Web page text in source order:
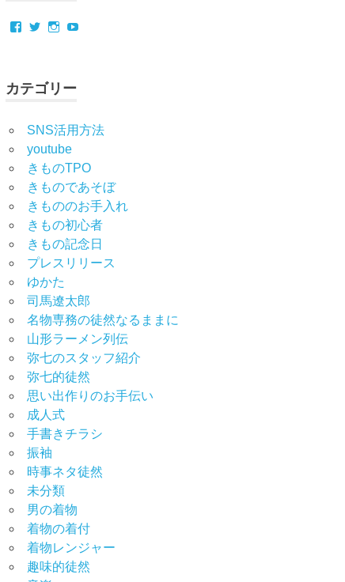
Facebook
TwitterInstagram
カテゴリー
SNS活用方法
youtube
きものTPO
きものであそぼ
きもののお手入れ
きもの初心者
きもの記念日
プレスリリース
ゆかた
司馬遼太郎
名物専務の徒然なるままに
山形ラーメン列伝
弥七のスタッフ紹介
弥七的徒然
思い出作りのお手伝い
成人式
手書きチラシ
振袖
時事ネタ徒然
未分類
男の着物
着物の着付
着物レンジャー
趣味的徒然